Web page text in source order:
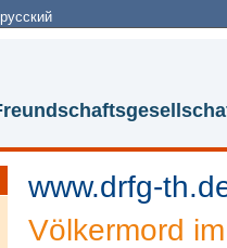
www.drfg-
Völkermord